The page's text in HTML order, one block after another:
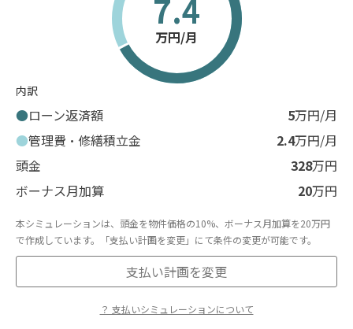
7.4
万円/月
内訳
ローン返済額 5万円/月
管理費・修繕積立金
2.4万円/月
頭金
328万円
ボーナス月加算
20万円
本シミュレーションは、頭金を物件価格の10%、ボーナス月加算を20万円
で作成しています。「支払い計画を変更」にて条件の変更が可能です。
支払い計画を変更
？ 支払いシミュレーションについて